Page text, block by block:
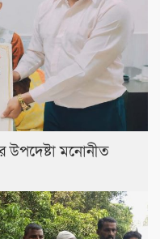
উপদেষ্টা মনোনীত